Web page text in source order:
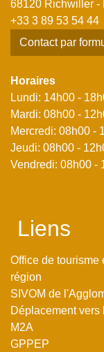
68120 Richwiller -
+33 3 89 53 54 44
Contact par
Horaires
Lundi: 14h00 -
Mardi: 08h00 -
Mercredi: 08h00 -
Jeudi: 08h00 -
Vendredi: 08h00 -
Liens
Office de tourisme
région
SIVOM de
Déplacement vers
M2A
GPPEP